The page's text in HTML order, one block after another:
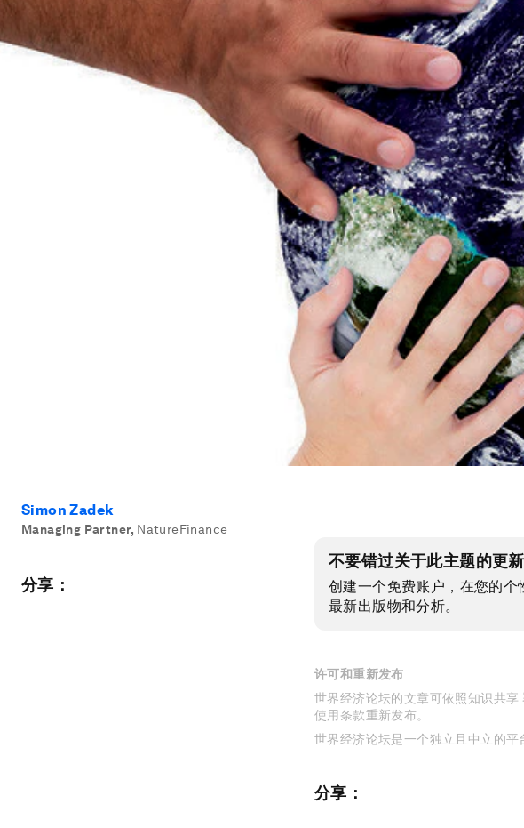
Simon Zadek
Managing Partner, NatureFinance
分享：
不要错过关于此主题的更新
创建一个免费账户，在您的
最新出版物和分析。
许可和重新发布
世界经济论坛的文章可依照知识共
使用条款重新发布。
世界经济论坛是一个独立且中立的平
分享：